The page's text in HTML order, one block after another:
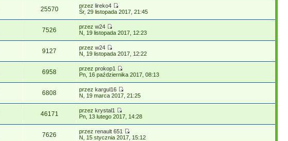
25570 przezlireko4
Śr, 29 listopada 2017, 21:45
7526 przezw24
N, 19 listopada 2017, 12:23
9127 przezw24
N, 19 listopada 2017, 12:22
6958 przezprokop1
Pn, 16 października 2017, 08:13
6808 przezkargul16
N, 19 marca 2017, 21:25
46171 przezkrystal1
Pn, 13 lutego 2017, 14:28
7626 przezrenault 651
N, 15 stycznia 2017, 15:12